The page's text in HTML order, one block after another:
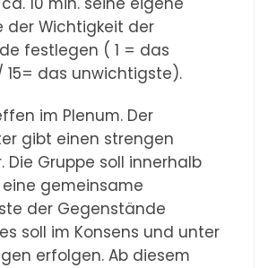
der Wichtigkeit der
festlegen ( 1 = das
das unwichtigste).
im Plenum. Der
gibt einen strengen
Die Gruppe soll innerhalb
eine gemeinsame
der Gegenstände
soll im Konsens und unter
erfolgen. Ab diesem